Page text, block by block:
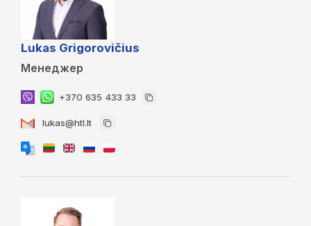
Lukas Grigorovičius
Менеджер
+370 635 433 33
lukas@htl.lt